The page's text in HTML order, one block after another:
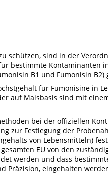
schützen, sind in der
bestimmte Kontaminanten
B1 und Fumonisin B2)
für Fumonisine in
auf Maisbasis sind mit
bei der offiziellen
zur Festlegung der
von Lebensmitteln)
EU von den
werden und dass
Präzision, eingehalten